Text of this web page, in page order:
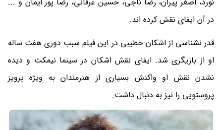
در آن ایفای نقش کرده اند.
قدر نشناسی از اشکان خطیبی در این فیلم سبب دوری هفت ساله
او از بازیگری شد. ایفای نقش اشکان در سینما نیمکت و دیده
نشدن نقش او واکنش بسیاری از هنرمندان به ویژه پرویز
پروستویی را نیز به دنبال داشت.